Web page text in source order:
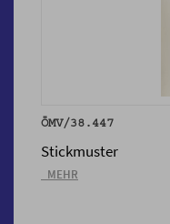
ÖMV/38.447
Stickmuster
_MEHR